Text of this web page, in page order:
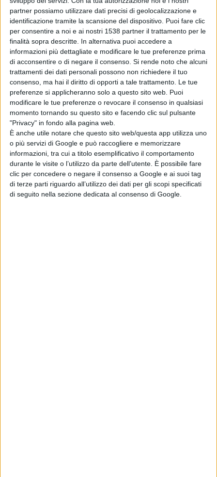
partner possiamo utilizzare dati precisi di geolocalizzazione e
identificazione tramite la scansione del dispositivo. Puoi fare clic
per consentire a noi e ai nostri 1538 partner il trattamento per le
finalità sopra descritte. In alternativa puoi accedere a
informazioni più dettagliate e modificare le tue preferenze prima
di acconsentire o di negare il consenso. Si rende noto che alcuni
trattamenti dei dati personali possono non richiedere il tuo
consenso, ma hai il diritto di opporti a tale trattamento. Le tue
preferenze si applicheranno solo a questo sito web. Puoi
modificare le tue preferenze o revocare il consenso in qualsiasi
momento tornando su questo sito e facendo clic sul pulsante
"Privacy" in fondo alla pagina web.
È anche utile notare che questo sito web/questa app utilizza uno
o più servizi di Google e può raccogliere e memorizzare
informazioni, tra cui a titolo esemplificativo il comportamento
durante le visite o l’utilizzo da parte dell’utente. È possibile fare
clic per concedere o negare il consenso a Google e ai suoi tag
di terze parti riguardo all’utilizzo dei dati per gli scopi specificati
di seguito nella sezione dedicata al consenso di Google.
teatrale e poi per il cinema....continua a leggere...
Condividi su:
ARGOMENTI: film Rai Fiction eduardo de filippo
il restauratore 2 anni 70 erotic film sex symbol
pietro germi massimiliano buzzanca